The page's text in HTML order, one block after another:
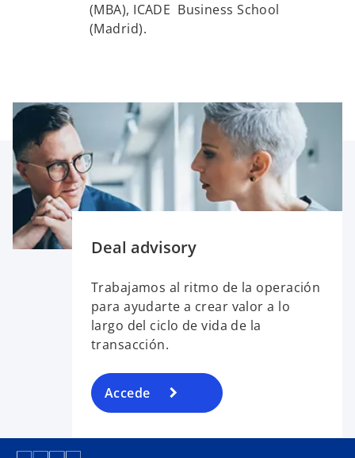
(MBA), ICADE Business School
(Madrid).
Deal advisory
Trabajamos al ritmo de la operación
para ayudarte a crear valor a lo
largo del ciclo de vida de la
transacción.
Accede